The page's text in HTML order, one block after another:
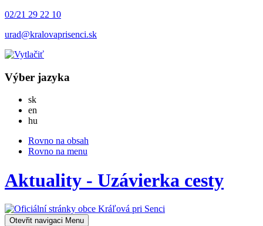
02/21 29 22 10
urad@kralovaprisenci.sk
Výber jazyka
skSlovensky
en
hu
Rovno na obsah
Rovno na menu
Aktuality - Uzávierka cesty
Otevřit navigaci Menu